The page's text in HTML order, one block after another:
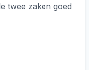
twee zaken goed